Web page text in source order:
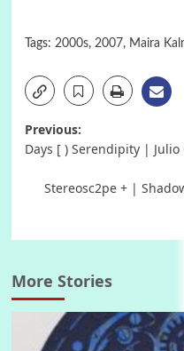
Tags: 2000s, 2007, Maira
Post
Previous:
Days [ ) Serendipity | Julio
Stereosc2pe + |
More Stories